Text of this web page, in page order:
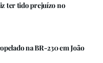
ter tido prejuízo no
na BR-230 em João